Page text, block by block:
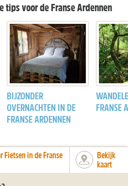
tips voor de Franse Ardennen
BIJZONDER
OVERNACHTEN IN DE
FRANSE ARDENNEN
FRANSE
Fietsen in de Franse
Bekijk
kaart